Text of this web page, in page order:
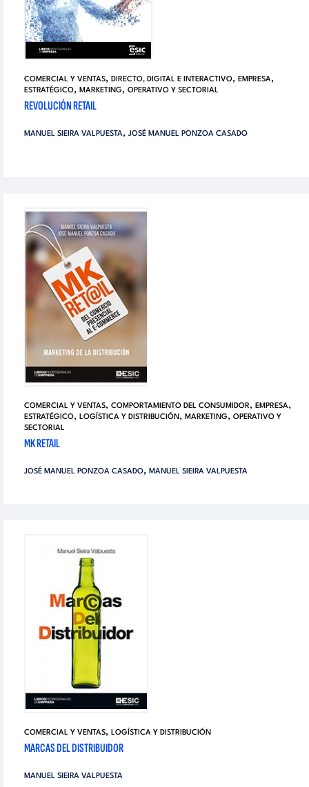
COMERCIAL Y VENTAS, DIRECTO, DIGITAL E INTERACTIVO, EMPRESA,
ESTRATÉGICO, MARKETING, OPERATIVO Y SECTORIAL
REVOLUCIÓN RETAIL
MANUEL SIEIRA VALPUESTA, JOSÉ MANUEL PONZOA CASADO
COMERCIAL Y VENTAS, COMPORTAMIENTO DEL CONSUMIDOR, EMPRESA,
ESTRATÉGICO, LOGÍSTICA Y DISTRIBUCIÓN, MARKETING, OPERATIVO Y
SECTORIAL
MK RETAIL
JOSÉ MANUEL PONZOA CASADO, MANUEL SIEIRA VALPUESTA
COMERCIAL Y VENTAS, LOGÍSTICA Y DISTRIBUCIÓN
MARCAS DEL DISTRIBUIDOR
MANUEL SIEIRA VALPUESTA